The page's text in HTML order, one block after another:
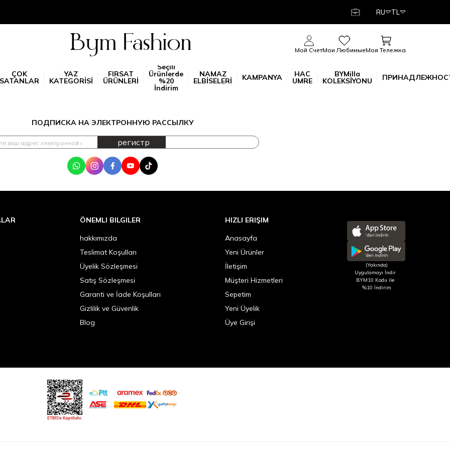
RU TL
Мой СчетМои ЛюбимыеМоя Тележка
ÇOK
SATANLAR
YAZ
KATEGORİSİ
FIRSAT
ÜRÜNLERİ
Seçili
Ürünlerde
%20
İndirim
NAMAZ
ELBİSELERİ KAMPANYA HAC
UMRE
BYMilla
KOLEKSİYONU
ПОДПИСКА НА ЭЛЕКТРОННУЮ РАССЫЛКУ
регистр
WhatsAppInstagramFacebookYoutubeTik Tok
ÖNEMLI BILGILER
hakkımızda
Teslimat Koşulları
Üyelik Sözleşmesi
Satış Sözleşmesi
Garanti ve İade Koşulları
Gizlilik ve Güvenlik
Blog
HIZLI ERIŞIM
Anasayfa
Yeni Ürünler
İletişim
Müşteri Hizmetleri
Sepetim
Yeni Üyelik
Üye Girişi
(Yakında)
Uygulamayı İndir
BYM10 Kodu ile
%10 İndirim